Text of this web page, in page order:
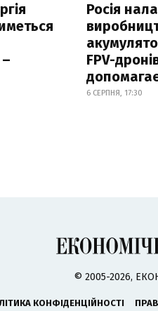
Росія
FPV-
6 СЕРПНЯ, 17:30
© 2005-2026,
КОНФІДЕНЦІЙНОСТІ